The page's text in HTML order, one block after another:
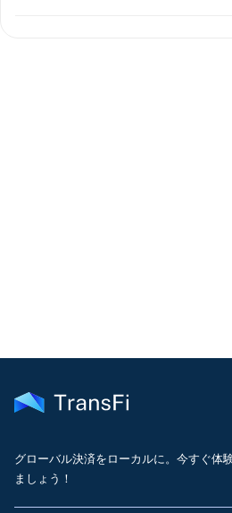
グローバル決済をローカルに。今すぐ体
ましょう！